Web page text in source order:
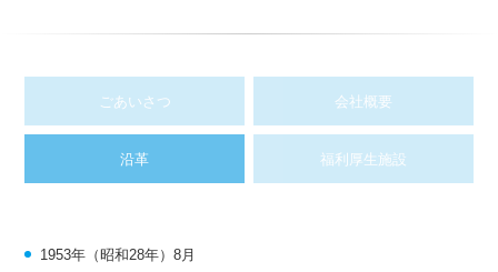
ごあいさつ 会社概要
沿革 福利厚生施設
1953年（昭和28年）8月